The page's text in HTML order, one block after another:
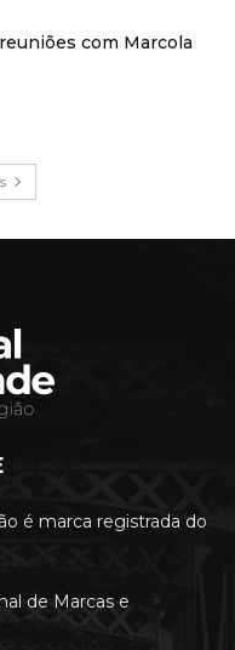
com Marcola
é marca registrada do
de Marcas e